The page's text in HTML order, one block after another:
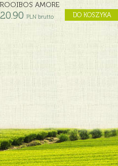
ROOIBOS AMORE
20.90 PLN brutto DO KOSZYKA